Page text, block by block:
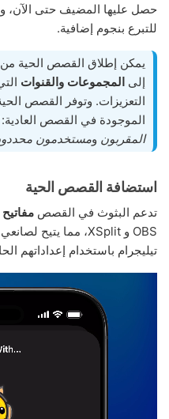
حصل عليها المضيف حتى الآن،
للتبرع بنجوم إضافية.
يمكن إطلاق القصص الحية من
إلى المجموعات والقنوات
التعزيزات. وتوفر القصص
الموجودة في القصص
المقربون ومستخدمون
استضافة القصص الحية
تدعم البثوث في القصص مفاتيح RTMP
OBS و XSplit، مما يتيح لصانعي المحتوى
تيليجرام باستخدام إعداداتهم